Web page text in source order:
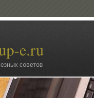
e.ru
советов